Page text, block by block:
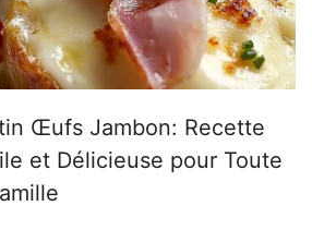
Œufs Jambon: Recette
et Délicieuse pour Toute